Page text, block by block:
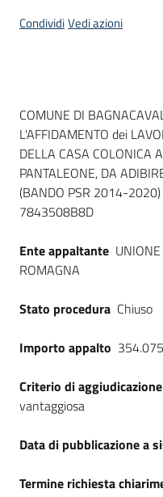
CondividiVedi azioni
Dati del bando
COMUNE DI
L'AFFIDAMENTO dei
DELLA CASA COLONICA
PANTALEONE, DA
(BANDO PSR 2014-
7843508B8D
Ente appaltante
ROMAGNA
Stato procedura Chiuso
Importo appalto
Criterio di aggiudicazione
vantaggiosa
Data di pubblicazione a
Termine richiesta